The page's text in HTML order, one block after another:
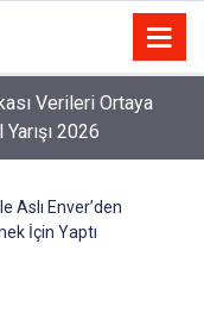
Verileri Ortaya
2026
Aslı Enver’den
İçin Yaptı